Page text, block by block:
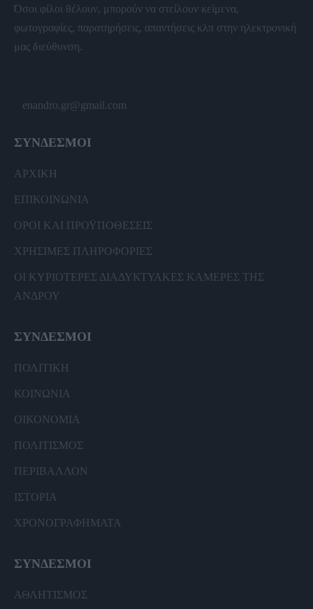
Όσοι φίλοι θέλουν, μπορούν να στείλουν κείμενα,
φωτογραφίες, παρατηρήσεις, απαντήσεις κλπ στην ηλεκτρονική
μας διεύθυνση.
enandro.gr@gmail.com
ΣΥΝΔΕΣΜΟΙ
ΑΡΧΙΚΗ
ΕΠΙΚΟΙΝΩΝΙΑ
ΟΡΟΙ ΚΑΙ ΠΡΟΫΠΟΘΕΣΕΙΣ
ΧΡΗΣΙΜΕΣ ΠΛΗΡΟΦΟΡΙΕΣ
ΟΙ ΚΥΡΙΟΤΕΡΕΣ ΔΙΑΔΥΚΤΥΑΚΕΣ ΚΑΜΕΡΕΣ ΤΗΣ
ΑΝΔΡΟΥ
ΣΥΝΔΕΣΜΟΙ
ΠΟΛΙΤΙΚΗ
ΚΟΙΝΩΝΙΑ
ΟΙΚΟΝΟΜΙΑ
ΠΟΛΙΤΙΣΜΟΣ
ΠΕΡΙΒΑΛΛΟΝ
ΙΣΤΟΡΙΑ
ΧΡΟΝΟΓΡΑΦΗΜΑΤΑ
ΣΥΝΔΕΣΜΟΙ
ΑΘΛΗΤΙΣΜΟΣ